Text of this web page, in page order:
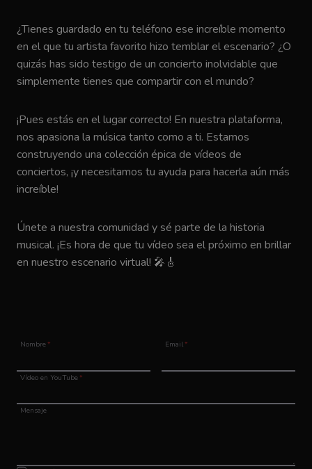
¿Tienes guardado en tu teléfono ese increíble momento
en el que tu artista favorito hizo temblar el escenario? ¿O
quizás has sido testigo de un concierto inolvidable que
simplemente tienes que compartir con el mundo?
¡Pues estás en el lugar correcto! En nuestra plataforma,
nos apasiona la música tanto como a ti. Estamos
construyendo una colección épica de vídeos de
conciertos, ¡y necesitamos tu ayuda para hacerla aún más
increíble!
Únete a nuestra comunidad y sé parte de la historia
musical. ¡Es hora de que tu vídeo sea el próximo en brillar
en nuestro escenario virtual! 🎤🎸
Nombre* Email*
Vídeo en YouTube*
Mensaje